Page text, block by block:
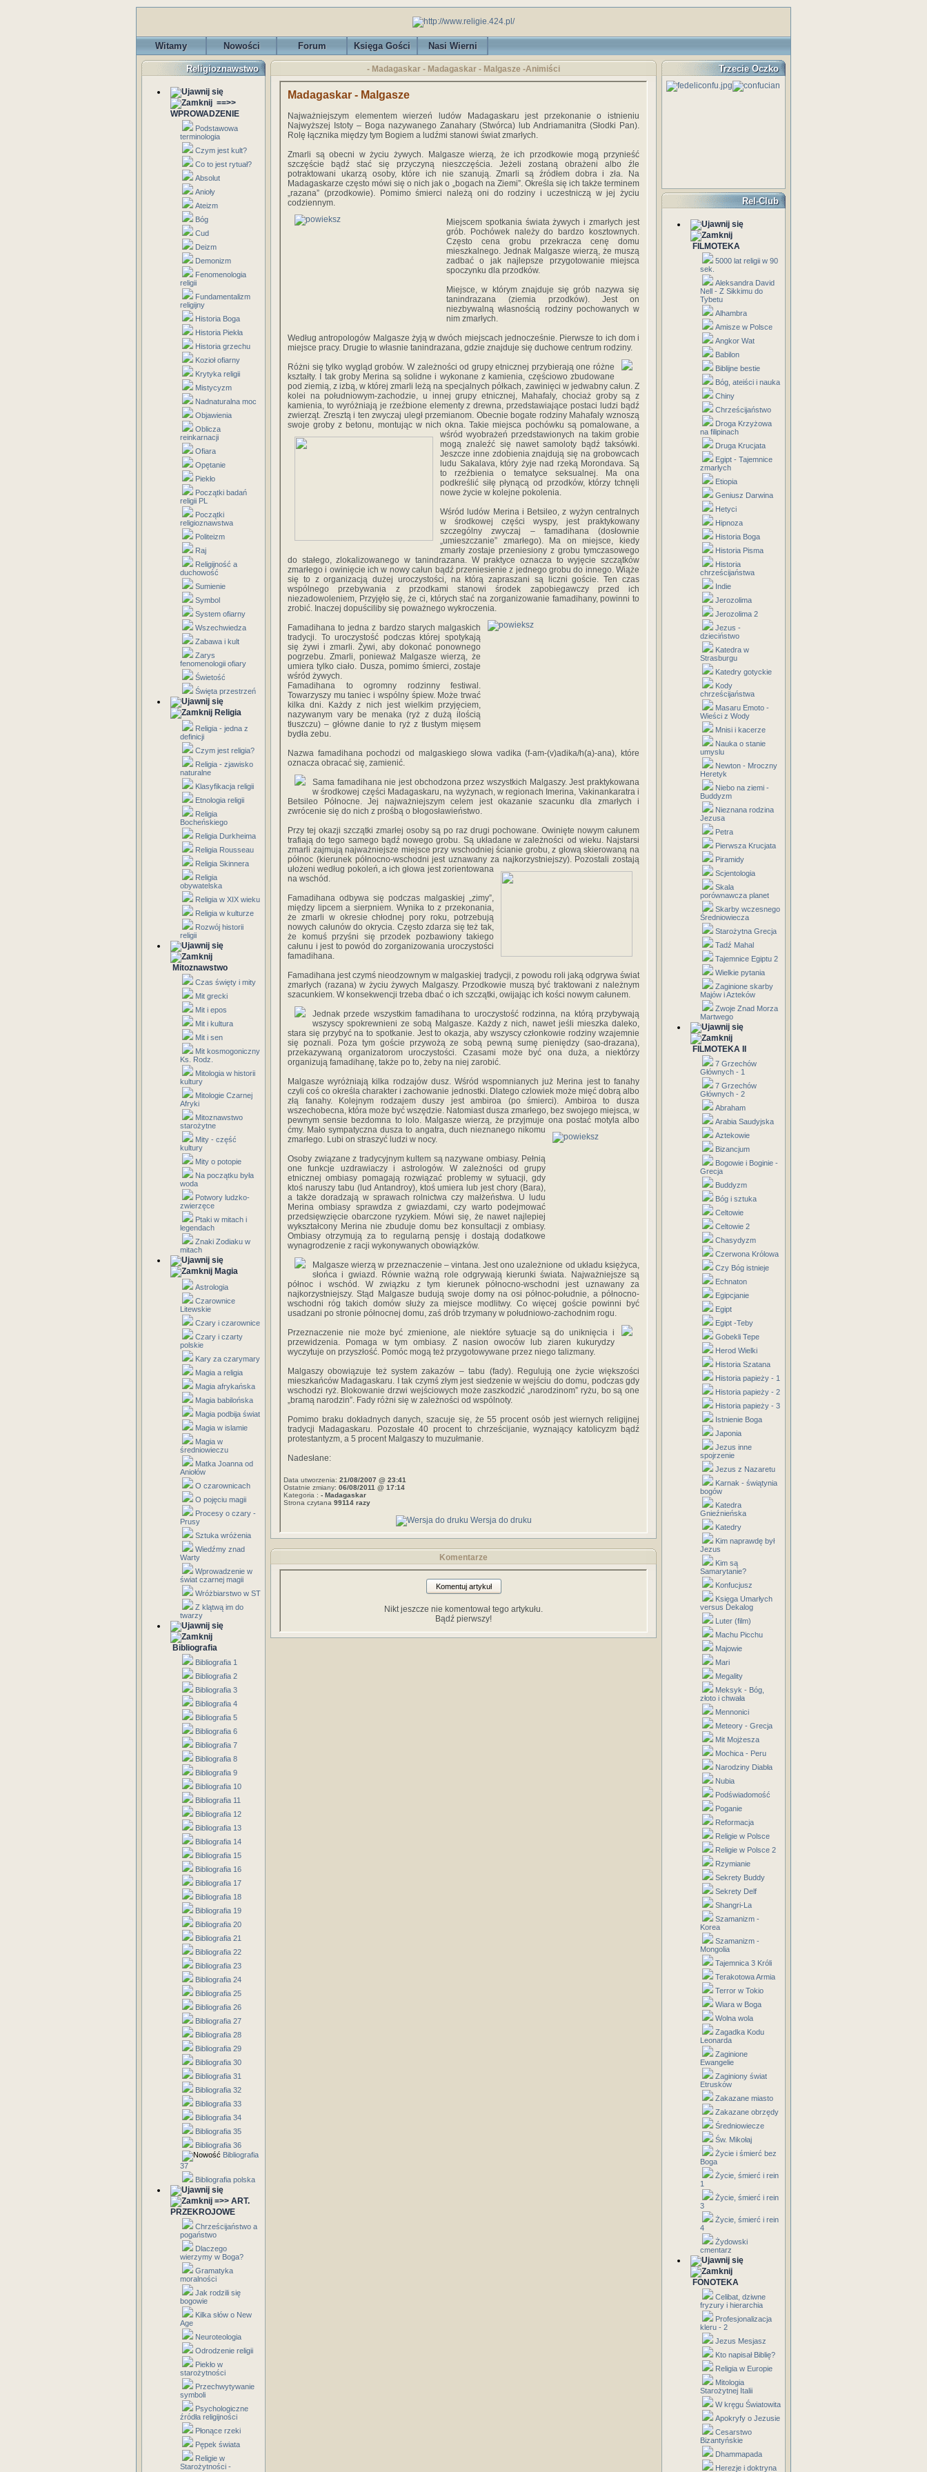
Witamy Nowości Forum Księga Gości Nasi Wierni
Religioznawstwo
==>>
WPROWADZENIE
Podstawowa
terminologia
Czym jest kult?
Co to jest rytuał?
Absolut
Anioły
Ateizm
Bóg
Cud
Deizm
Demonizm
Fenomenologia
religii
Fundamentalizm
religijny
Historia Boga
Historia Piekła
Historia grzechu
Kozioł ofiarny
Krytyka religii
Mistycyzm
Nadnaturalna moc
Objawienia
Oblicza
reinkarnacji
Ofiara
Opętanie
Piekło
Początki badań
religii PL
Początki
religioznawstwa
Politeizm
Raj
Religijność a
duchowość
Sumienie
Symbol
System ofiarny
Wszechwiedza
Zabawa i kult
Zarys
fenomenologii ofiary
Świetość
Święta przestrzeń
Religia
Religia - jedna z
definicji
Czym jest religia?
Religia - zjawisko
naturalne
Klasyfikacja religii
Etnologia religii
Religia
Bocheńskiego
Religia Durkheima
Religia Rousseau
Religia Skinnera
Religia
obywatelska
Religia w XIX wieku
Religia w kulturze
Rozwój historii
religii
Mitoznawstwo
Czas święty i mity
Mit grecki
Mit i epos
Mit i kultura
Mit i sen
Mit kosmogoniczny
Ks. Rodz.
Mitologia w historii
kultury
Mitologie Czarnej
Afryki
Mitoznawstwo
starożytne
Mity - część
kultury
Mity o potopie
Na początku była
woda
Potwory ludzko-
zwierzęce
Ptaki w mitach i
legendach
Znaki Zodiaku w
mitach
Magia
Astrologia
Czarownice
Litewskie
Czary i czarownice
Czary i czarty
polskie
Kary za czarymary
Magia a religia
Magia afrykańska
Magia babilońska
Magia podbija świat
Magia w islamie
Magia w
średniowieczu
Matka Joanna od
Aniołów
O czarownicach
O pojęciu magii
Procesy o czary -
Prusy
Sztuka wróżenia
Wiedźmy znad
Warty
Wprowadzenie w
świat czarnej magii
Wróżbiarstwo w ST
Z klątwą im do
twarzy
Bibliografia
Bibliografia 1
Bibliografia 2
Bibliografia 3
Bibliografia 4
Bibliografia 5
Bibliografia 6
Bibliografia 7
Bibliografia 8
Bibliografia 9
Bibliografia 10
Bibliografia 11
Bibliografia 12
Bibliografia 13
Bibliografia 14
Bibliografia 15
Bibliografia 16
Bibliografia 17
Bibliografia 18
Bibliografia 19
Bibliografia 20
Bibliografia 21
Bibliografia 22
Bibliografia 23
Bibliografia 24
Bibliografia 25
Bibliografia 26
Bibliografia 27
Bibliografia 28
Bibliografia 29
Bibliografia 30
Bibliografia 31
Bibliografia 32
Bibliografia 33
Bibliografia 34
Bibliografia 35
Bibliografia 36
Bibliografia
37
Bibliografia polska
=>> ART.
PRZEKROJOWE
Chrześcijaństwo a
pogaństwo
Dlaczego
wierzymy w Boga?
Gramatyka
moralności
Jak rodzili się
bogowie
Kilka słów o New
Age
Neuroteologia
Odrodzenie religii
Piekło w
starożytności
Przechwytywanie
symboli
Psychologiczne
źródła religijności
Płonące rzeki
Pępek świata
Religie w
Starożytności -
- Madagaskar - Madagaskar - Malgasze -Animiści
Madagaskar - Malgasze
Najważniejszym elementem wierzeń ludów Madagaskaru jest przekonanie o istnieniu
Najwyższej Istoty – Boga nazywanego Zanahary (Stwórca) lub Andriamanitra (Słodki Pan).
Rolę łącznika między tym Bogiem a ludźmi stanowi świat zmarłych.
Zmarli są obecni w życiu żywych. Malgasze wierzą, że ich przodkowie mogą przynieść
szczęście bądź stać się przyczyną nieszczęścia. Jeżeli zostaną obrażeni albo źle
potraktowani ukarzą osoby, które ich nie szanują. Zmarli są źródłem dobra i zła. Na
Madagaskarze często mówi się o nich jak o „bogach na Ziemi”. Określa się ich także terminem
„razana” (przodkowie). Pomimo śmierci należą oni do rodziny i uczestniczą w jej życiu
codziennym.
Miejscem spotkania świata żywych i zmarłych jest
grób. Pochówek należy do bardzo kosztownych.
Często cena grobu przekracza cenę domu
mieszkalnego. Jednak Malgasze wierzą, że muszą
zadbać o jak najlepsze przygotowanie miejsca
spoczynku dla przodków.
Miejsce, w którym znajduje się grób nazywa się
tanindrazana (ziemia przodków). Jest on
niezbywalną własnością rodziny pochowanych w
nim zmarłych.
Według antropologów Malgasze żyją w dwóch miejscach jednocześnie. Pierwsze to ich dom i
miejsce pracy. Drugie to własnie tanindrazana, gdzie znajduje się duchowe centrum rodziny.
Różni się tylko wygląd grobów. W zależności od grupy etnicznej przybierają one różne
kształty. I tak groby Merina są solidne i wykonane z kamienia, częściowo zbudowane
pod ziemią, z izbą, w której zmarli leżą na specjalnych półkach, zawinięci w jedwabny całun. Z
kolei na południowym-zachodzie, u innej grupy etnicznej, Mahafaly, chociaż groby są z
kamienia, to wyróżniają je rzeźbione elementy z drewna, przedstawiające postaci ludzi bądź
zwierząt. Zresztą i ten zwyczaj uległ przemianom. Obecnie bogate rodziny Mahafaly wznoszą
swoje groby z betonu, montując w nich okna. Takie miejsca pochówku są pomalowane, a
wśród wyobrażeńprzedstawionych na takim grobie
mogą znaleźć się nawet samoloty bądź taksówki.
Jeszcze inne zdobienia znajdują się na grobowcach
ludu Sakalava, który żyje nad rzeką Morondava. Są
to rzeźbienia o tematyce seksualnej. Ma ona
podkreślić siłę płynącą od przodków, którzy tchnęli
nowe życie w kolejne pokolenia.
Wśród ludów Merina i Betsileo, z wyżyn centralnych
w środkowej części wyspy, jest praktykowany
szczególny zwyczaj – famadihana (dosłownie
„umieszczanie” zmarłego). Ma on miejsce, kiedy
zmarły zostaje przeniesiony z grobu tymczasowego
do stałego, zlokalizowanego w tanindrazana. W praktyce oznacza to wyjęcie szczątków
zmarłego i owinięcie ich w nowy całun bądź przeniesienie z jednego grobu do innego. Wiąże
się to z organizacją dużej uroczystości, na którą zapraszani są liczni goście. Ten czas
wspólnego przebywania z przodkami stanowi środek zapobiegawczy przed ich
niezadowoleniem, Przyjęło się, że ci, których stać na zorganizowanie famadihany, powinni to
zrobić. Inaczej dopuściliby się poważnego wykroczenia.
Famadihana to jedna z bardzo starych malgaskich
tradycji. To uroczystość podczas której spotykają
się żywi i zmarli. Żywi, aby dokonać ponownego
pogrzebu. Zmarli, ponieważ Malgasze wierzą, że
umiera tylko ciało. Dusza, pomimo śmierci, zostaje
wśród żywych.
Famadihana to ogromny rodzinny festiwal.
Towarzyszy mu taniec i wspólny śpiew. Może trwać
kilka dni. Każdy z nich jest wielkim przyjęciem,
nazywanym vary be menaka (ryż z dużą ilością
tłuszczu) – główne danie to ryż z tłustym mięsem
bydła zebu.
Nazwa famadihana pochodzi od malgaskiego słowa vadika (f-am-(v)adika/h(a)-ana), które
oznacza obracać się, zamienić.
Sama famadihana nie jest obchodzona przez wszystkich Malgaszy. Jest praktykowana
w środkowej części Madagaskaru, na wyżynach, w regionach Imerina, Vakinankaratra i
Betsileo Północne. Jej najważniejszym celem jest okazanie szacunku dla zmarłych i
zwrócenie się do nich z prośbą o błogosławieństwo.
Przy tej okazji szczątki zmarłej osoby są po raz drugi pochowane. Owinięte nowym całunem
trafiają do tego samego bądź nowego grobu. Są układane w zależności od wieku. Najstarsi
zmarli zajmują najważniejsze miejsce przy wschodniej ścianie grobu, z głową skierowaną na
północ (kierunek północno-wschodni jest uznawany za najkorzystniejszy). Pozostali zostają
ułożeni według pokoleń, aich głowa jest zorientowana
na wschód.
Famadihana odbywa się podczas malgaskiej „zimy”,
między lipcem a sierpniem. Wynika to z przekonania,
że zmarli w okresie chłodnej pory roku, potrzebują
nowych całunów do okrycia. Często zdarza się też tak,
że komuś przyśni się przodek pozbawiony takiego
całunu i jest to powód do zorganizowania uroczystości
famadihana.
Famadihana jest czymś nieodzownym w malgaskiej tradycji, z powodu roli jaką odgrywa świat
zmarłych (razana) w życiu żywych Malgaszy. Przodkowie muszą być traktowani z należnym
szacunkiem. W konsekwencji trzeba dbać o ich szczątki, owijając ich kości nowym całunem.
Jednak przede wszystkim famadihana to uroczystość rodzinna, na którą przybywają
wszyscy spokrewnieni ze sobą Malgasze. Każdy z nich, nawet jeśli mieszka daleko,
stara się przybyć na to spotkanie. Jest to okazja, aby wszyscy członkowie rodziny wzajemnie
się poznali. Poza tym goście przywożą ze sobą pewną sumę pieniędzy (sao-drazana),
przekazywaną organizatorom uroczystości. Czasami może być ona duża, a niektórzy
organizują famadihanę, także po to, żeby na niej zarobić.
Malgasze wyróżniają kilka rodzajów dusz. Wśród wspomnianych już Merina jest to fanahy
czyli coś co określa charakter i zachowanie jednostki. Dlatego czlowiek może mięć dobrą albo
złą fanahy. Kolejnym rodzajem duszy jest ambiroa (po śmierci). Ambiroa to dusza
wszechobecna, która może być wszędzie. Natomiast dusza zmarłego, bez swojego miejsca, w
pewnym sensie bezdomna to lolo. Malgasze wierzą, że przyjmuje ona postać motyla albo
ćmy. Mało sympatyczna dusza to angatra, duch nieznanego nikomu
zmarłego. Lubi on straszyć ludzi w nocy.
Osoby związane z tradycyjnym kultem są nazywane ombiasy. Pełnią
one funkcje uzdrawiaczy i astrologów. W zależności od grupy
etnicznej ombiasy pomagają rozwiązać problemy w sytuacji, gdy
ktoś naruszy tabu (lud Antandroy), ktoś umiera lub jest chory (Bara),
a także doradzają w sprawach rolnictwa czy małżeństwa. U ludu
Merina ombiasy sprawdza z gwiazdami, czy warto podejmować
przedsięwzięcie obarczone ryzykiem. Mówi się, że nawet najlepiej
wykształcony Merina nie zbuduje domu bez konsultacji z ombiasy.
Ombiasy otrzymują za to regularną pensję i dostają dodatkowe
wynagrodzenie z racji wykonywanych obowiązków.
Malgasze wierzą w przeznaczenie – vintana. Jest ono uzależnione od układu księżyca,
słońca i gwiazd. Równie ważną role odgrywają kierunki świata. Najważniejsze są
północ i wschód. W związku z tym kierunek północno-wschodni jest uznawany za
najkorzystniejszy. Stąd Malgasze budują swoje domy na osi północ-południe, a północno-
wschodni róg takich domów służy za miejsce modlitwy. Co więcej goście powinni być
usadzani po stronie północnej domu, zaś drób trzymany w południowo-zachodnim rogu.
Przeznaczenie nie może być zmienione, ale niektóre sytuacje są do uniknięcia i
przewidzenia. Pomaga w tym ombiasy. Z nasion owoców lub ziaren kukurydzy
wyczytuje on przyszłość. Pomóc mogą też przygotowywane przez niego talizmany.
Malgaszy obowiązuje też system zakazów – tabu (fady). Regulują one życie większości
mieszkańców Madagaskaru. I tak czymś złym jest siedzenie w wejściu do domu, podczas gdy
wschodzi ryż. Blokowanie drzwi wejściowych może zaszkodzić „narodzinom” ryżu, bo są one
„bramą narodzin”. Fady różni się w zależności od wspólnoty.
Pomimo braku dokładnych danych, szacuje się, że 55 procent osób jest wiernych religijnej
tradycji Madagaskaru. Pozostałe 40 procent to chrześcijanie, wyznający katolicyzm bądź
protestantyzm, a 5 procent Malgaszy to muzułmanie.
Nadesłane:
Data utworzenia: 21/08/2007 @ 23:41
Ostatnie zmiany: 06/08/2011 @ 17:14
Kategoria : - Madagaskar
Strona czytana 99114 razy
Wersja do druku
Komentarze
Komentuj artykuł
Nikt jeszcze nie komentował tego artykułu.
Bądź pierwszy!
Trzecie Oczko
Rel-Club
FILMOTEKA
5000 lat religii w 90
sek.
Aleksandra David
Nell - Z Sikkimu do
Tybetu
Alhambra
Amisze w Polsce
Angkor Wat
Babilon
Biblijne bestie
Bóg, ateiści i nauka
Chiny
Chrześcijaństwo
Droga Krzyżowa
na filipinach
Druga Krucjata
Egipt - Tajemnice
zmarłych
Etiopia
Geniusz Darwina
Hetyci
Hipnoza
Historia Boga
Historia Pisma
Historia
chrześcijaństwa
Indie
Jerozolima
Jerozolima 2
Jezus -
dzieciństwo
Katedra w
Strasburgu
Katedry gotyckie
Kody
chrześcijaństwa
Masaru Emoto -
Wieści z Wody
Mnisi i kacerze
Nauka o stanie
umyslu
Newton - Mroczny
Heretyk
Niebo na ziemi -
Buddyzm
Nieznana rodzina
Jezusa
Petra
Pierwsza Krucjata
Piramidy
Scjentologia
Skala
porównawcza planet
Skarby wczesnego
Średniowiecza
Starożytna Grecja
Tadź Mahal
Tajemnice Egiptu 2
Wielkie pytania
Zaginione skarby
Majów i Azteków
Zwoje Znad Morza
Martwego
FILMOTEKA II
7 Grzechów
Głównych - 1
7 Grzechów
Głównych - 2
Abraham
Arabia Saudyjska
Aztekowie
Bizancjum
Bogowie i Boginie -
Grecja
Buddyzm
Bóg i sztuka
Celtowie
Celtowie 2
Chasydyzm
Czerwona Królowa
Czy Bóg istnieje
Echnaton
Egipcjanie
Egipt
Egipt -Teby
Gobekli Tepe
Herod Wielki
Historia Szatana
Historia papieży - 1
Historia papieży - 2
Historia papieży - 3
Istnienie Boga
Japonia
Jezus inne
spojrzenie
Jezus z Nazaretu
Karnak - świątynia
bogów
Katedra
Gnieźnieńska
Katedry
Kim naprawdę był
Jezus
Kim są
Samarytanie?
Konfucjusz
Księga Umarłych
versus Dekalog
Luter (film)
Machu Picchu
Majowie
Mari
Megality
Meksyk - Bóg,
złoto i chwała
Mennonici
Meteory - Grecja
Mit Mojżesza
Mochica - Peru
Narodziny Diabła
Nubia
Podświadomość
Poganie
Reformacja
Religie w Polsce
Religie w Polsce 2
Rzymianie
Sekrety Buddy
Sekrety Delf
Shangri-La
Szamanizm -
Korea
Szamanizm -
Mongolia
Tajemnica 3 Króli
Terakotowa Armia
Terror w Tokio
Wiara w Boga
Wolna wola
Zagadka Kodu
Leonarda
Zaginione
Ewangelie
Zaginiony świat
Etrusków
Zakazane miasto
Zakazane obrzędy
Średniowiecze
Św. Mikołaj
Życie i śmierć bez
Boga
Życie, śmierć i rein
1
Życie, śmierć i rein
3
Życie, śmierć i rein
4
Żydowski
cmentarz
FONOTEKA
Celibat, dziwne
fryzury i hierarchia
Profesjonalizacja
kleru - 2
Jezus Mesjasz
Kto napisał Biblię?
Religia w Europie
Mitologia
Starożytnej Italii
W kręgu Światowita
Apokryfy o Jezusie
Cesarstwo
Bizantyńskie
Dhammapada
Herezje i doktryna